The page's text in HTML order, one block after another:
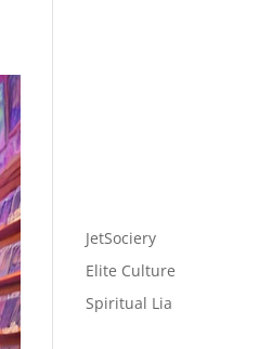
JetSociery
Elite Culture
Spiritual Lia